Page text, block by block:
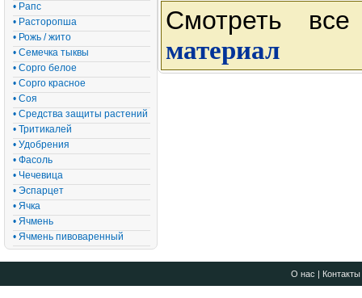
• Рапс
• Расторопша
• Рожь / жито
• Семечка тыквы
• Сорго белое
• Сорго красное
• Соя
• Средства защиты растений
• Тритикалей
• Удобрения
• Фасоль
• Чечевица
• Эспарцет
• Ячка
• Ячмень
• Ячмень пивоваренный
Смотреть
материал
О нас | Контакты